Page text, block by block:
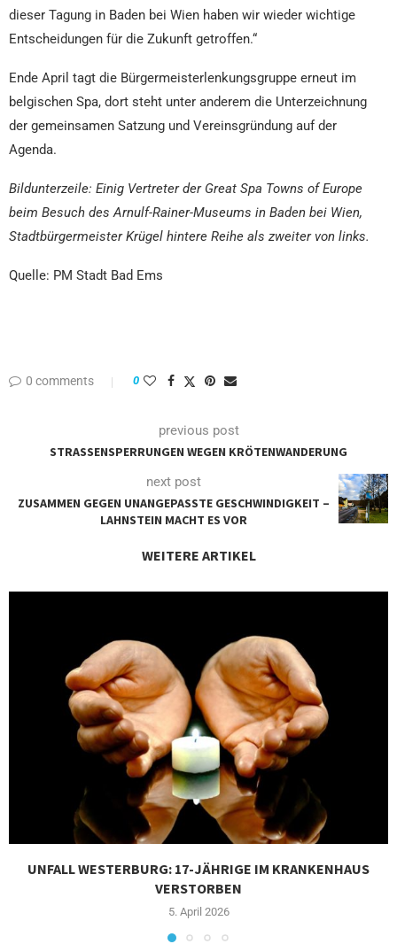
dieser Tagung in Baden bei Wien haben wir wieder wichtige
Entscheidungen für die Zukunft getroffen.“
Ende April tagt die Bürgermeisterlenkungsgruppe erneut im
belgischen Spa, dort steht unter anderem die Unterzeichnung
der gemeinsamen Satzung und Vereinsgründung auf der
Agenda.
Bildunterzeile: Einig Vertreter der Great Spa Towns of Europe
beim Besuch des Arnulf-Rainer-Museums in Baden bei Wien,
Stadtbürgermeister Krügel hintere Reihe als zweiter von links.
Quelle: PM Stadt Bad Ems
0 comments 0
previous post
STRASSENSPERRUNGEN WEGEN KRÖTENWANDERUNG
next post
ZUSAMMEN GEGEN UNANGEPASSTE GESCHWINDIGKEIT –
LAHNSTEIN MACHT ES VOR
WEITERE ARTIKEL
UNFALL WESTERBURG: 17-JÄHRIGE IM KRANKENHAUS
VERSTORBEN
5. April 2026